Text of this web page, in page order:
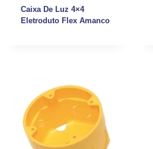
Caixa De Luz 4×4
Eletroduto Flex Amanco